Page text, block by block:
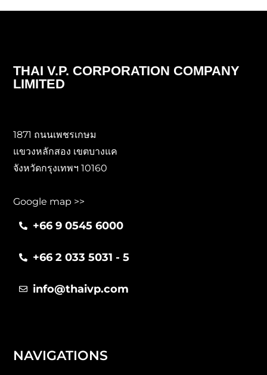
THAI V.P. CORPORATION COMPANY
LIMITED
1871 ถนนเพชรเกษม
แขวงหลักสอง เขตบางแค
จังหวัดกรุงเทพฯ 10160
Google map >>
+66 9 0545 6000
+66 2 033 5031 - 5
info@thaivp.com
NAVIGATIONS